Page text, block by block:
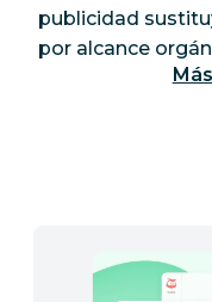
publicidad
por alcance